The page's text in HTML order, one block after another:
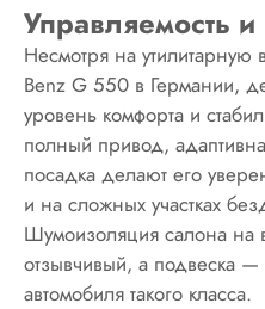
Управляемость
Несмотря на
Benz G 550 в Германии,
уровень комфорта и
полный привод,
посадка делают его
и на сложных участках
Шумоизоляция салона на
отзывчивый, а подвеска —
автомобиля такого класса.